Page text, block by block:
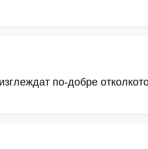
по-добре